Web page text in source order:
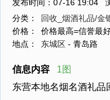
发布时间：07-16 19:04
分类：
回收_烟酒礼品/金
价格：
价格最高=信誉最
地点：
东城区 - 青岛路
信息内容 1图
东营本地名烟名酒礼品